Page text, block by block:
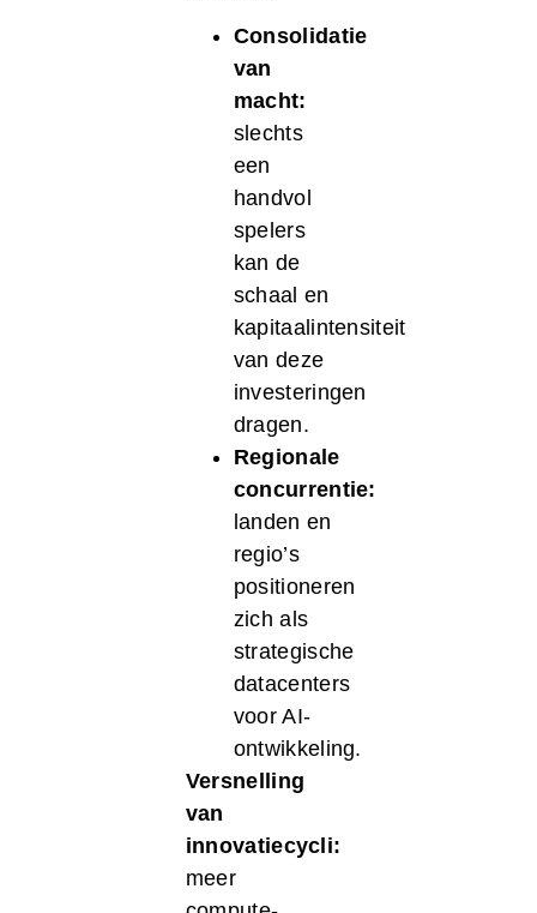
Consolidatie
van
macht:
slechts
een
handvol
spelers
kan de
schaal en
kapitaalintensiteit
van deze
investeringen
dragen.
Regionale
concurrentie:
landen en
regio’s
positioneren
zich als
strategische
datacenters
voor AI-
ontwikkeling.
Versnelling
van
innovatiecycli:
meer